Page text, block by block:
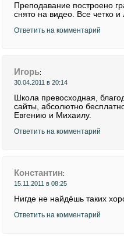
Преподавание построено
снято на видео. Все четко и
Ответить на комментарий
Игорь:
30.04.2011 в 20:14
Школа превосходная,
сайты, абсолютно
Евгению и Михаилу.
Ответить на комментарий
Константин:
15.11.2011 в 08:25
Нигде не найдёшь таких
Ответить на комментарий